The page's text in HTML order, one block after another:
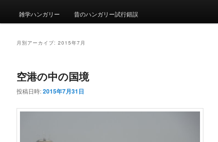
イ
ン
ブ
テ
雑学ハンガリー 昔のハンガリー試行錯誤
月別アーカイブ:2015年7月
空港の中の国境
投稿日時:2015年7月31日